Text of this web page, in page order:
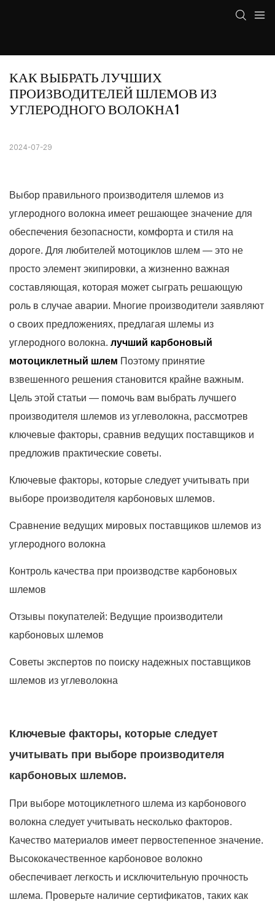
КАК ВЫБРАТЬ ЛУЧШИХ
ПРОИЗВОДИТЕЛЕЙ ШЛЕМОВ ИЗ
УГЛЕРОДНОГО ВОЛОКНА1
2024-07-29
Выбор правильного производителя шлемов из
углеродного волокна имеет решающее значение для
обеспечения безопасности, комфорта и стиля на
дороге. Для любителей мотоциклов шлем — это не
просто элемент экипировки, а жизненно важная
составляющая, которая может сыграть решающую
роль в случае аварии. Многие производители заявляют
о своих предложениях, предлагая шлемы из
углеродного волокна. лучший карбоновый
мотоциклетный шлем Поэтому принятие
взвешенного решения становится крайне важным.
Цель этой статьи — помочь вам выбрать лучшего
производителя шлемов из углеволокна, рассмотрев
ключевые факторы, сравнив ведущих поставщиков и
предложив практические советы.
Ключевые факторы, которые следует учитывать при
выборе производителя карбоновых шлемов.
Сравнение ведущих мировых поставщиков шлемов из
углеродного волокна
Контроль качества при производстве карбоновых
шлемов
Отзывы покупателей: Ведущие производители
карбоновых шлемов
Советы экспертов по поиску надежных поставщиков
шлемов из углеволокна
Ключевые факторы, которые следует
учитывать при выборе производителя
карбоновых шлемов.
При выборе мотоциклетного шлема из карбонового
волокна следует учитывать несколько факторов.
Качество материалов имеет первостепенное значение.
Высококачественное карбоновое волокно
обеспечивает легкость и исключительную прочность
шлема. Проверьте наличие сертификатов, таких как